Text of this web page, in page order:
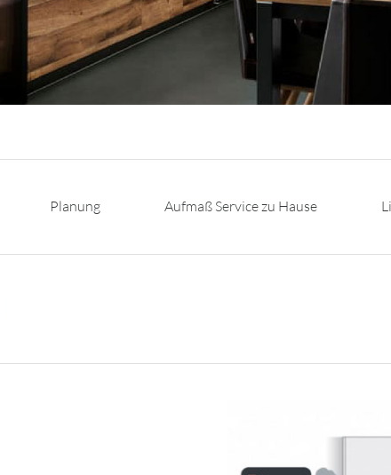
Planung Aufmaß Service zu Hause